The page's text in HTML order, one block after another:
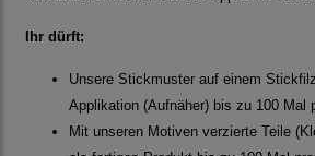
Ihr dürft:
Unsere Stickmuster auf einem
Applikation (Aufnäher) bis zu 100 Mal
Mit unseren Motiven verzierte Teile